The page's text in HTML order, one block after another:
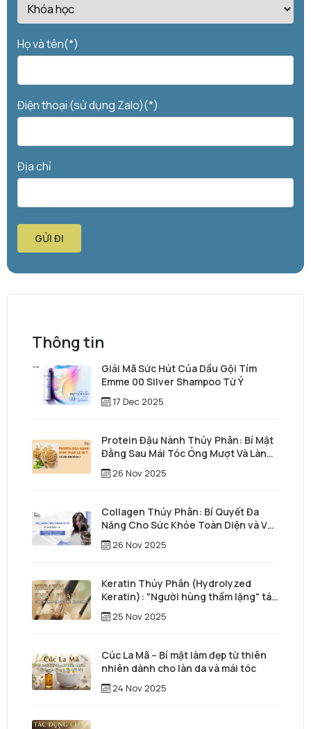
Họ và tên(*)
Điện thoại (sử dụng Zalo)(*)
Địa chỉ
GỬI ĐI
Thông tin
Giải Mã Sức Hút Của Dầu Gội Tím
Emme 00 Silver Shampoo Từ Ý
17 Dec 2025
Protein Đậu Nành Thủy Phân: Bí Mật
Đằng Sau Mái Tóc Óng Mượt Và Làn
Da Trẻ Trung
26 Nov 2025
Collagen Thủy Phân: Bí Quyết Đa
Năng Cho Sức Khỏe Toàn Diện và Vẻ
Đẹp Vượt Thời Gian
26 Nov 2025
Keratin Thủy Phân (Hydrolyzed
Keratin): "Người hùng thầm lặng" tái
tạo mái tóc từ sâu bên trong
25 Nov 2025
Cúc La Mã – Bí mật làm đẹp từ thiên
nhiên dành cho làn da và mái tóc
24 Nov 2025